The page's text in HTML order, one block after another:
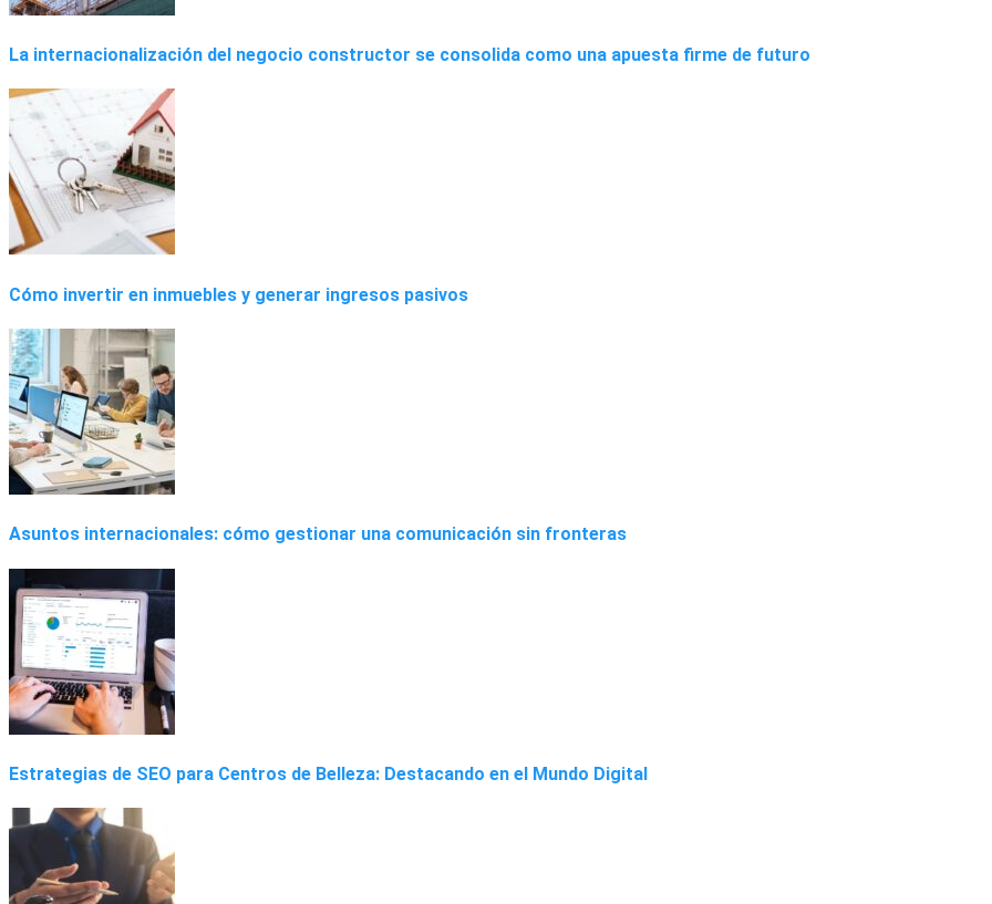
La internacionalización del negocio constructor se consolida como una apuesta firme de futuro
Cómo invertir en inmuebles y generar ingresos pasivos
Asuntos internacionales: cómo gestionar una comunicación sin fronteras
Estrategias de SEO para Centros de Belleza: Destacando en el Mundo Digital